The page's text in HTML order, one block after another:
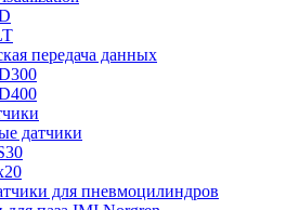
передача данных
датчики
для пневмоцилиндров